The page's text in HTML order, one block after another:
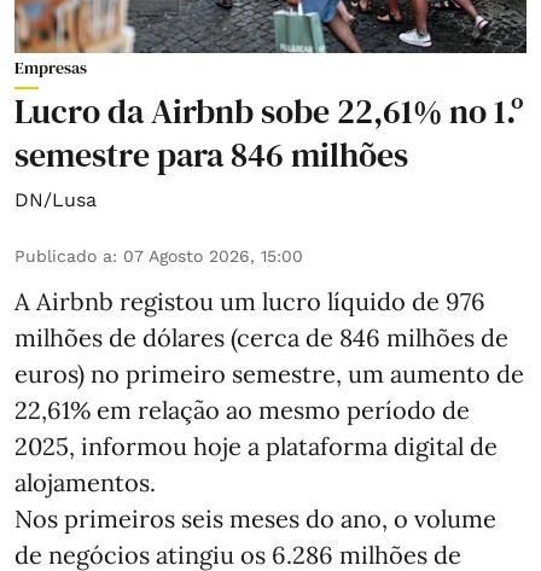
Empresas
Lucro da Airbnb sobe 22,61% no 1.º
semestre para 846 milhões
DN/Lusa
Publicado a: 07 Agosto 2026, 15:00
A Airbnb registou um lucro líquido de 976
milhões de dólares (cerca de 846 milhões de
euros) no primeiro semestre, um aumento de
22,61% em relação ao mesmo período de
2025, informou hoje a plataforma digital de
alojamentos.
Nos primeiros seis meses do ano, o volume
de negócios atingiu os 6.286 milhões de